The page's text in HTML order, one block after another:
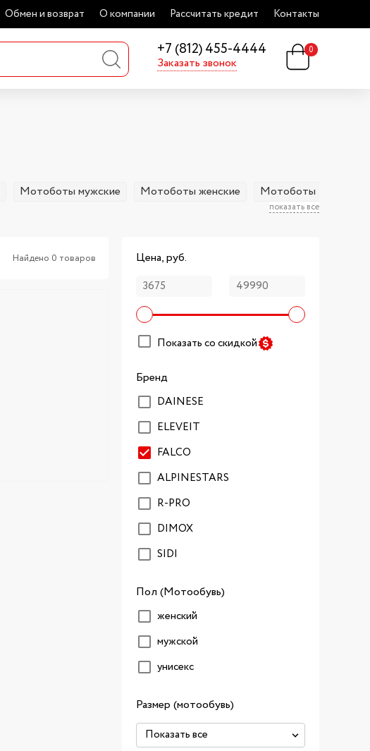
Обмен и возврат О компании Рассчитать кредит Контакты
+7 (812) 455-4444
Заказать звонок
0
показать все
Мотоботы мужские Мотоботы женские Мотоботы ELEVEIT
Найдено 0 товаров Цена, руб.
Показать со скидкой
Бренд
DAINESE
ELEVEIT
FALCO
ALPINESTARS
R-PRO
DIMOX
SIDI
Пол (Мотообувь)
женский
мужской
унисекс
Размер (мотообувь)